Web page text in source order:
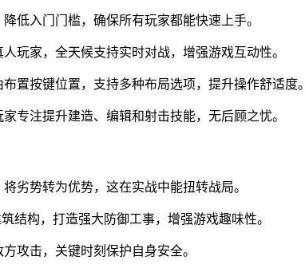
低入门门槛，确保所有玩家都能快速上手。
玩家，全天候支持实时对战，增强游戏互动性。
置按键位置，支持多种布局选项，提升操作舒适度。
专注提升建造、编辑和射击技能，无后顾之忧。
劣势转为优势，这在实战中能扭转战局。
结构，打造强大防御工事，增强游戏趣味性。
攻击，关键时刻保护自身安全。